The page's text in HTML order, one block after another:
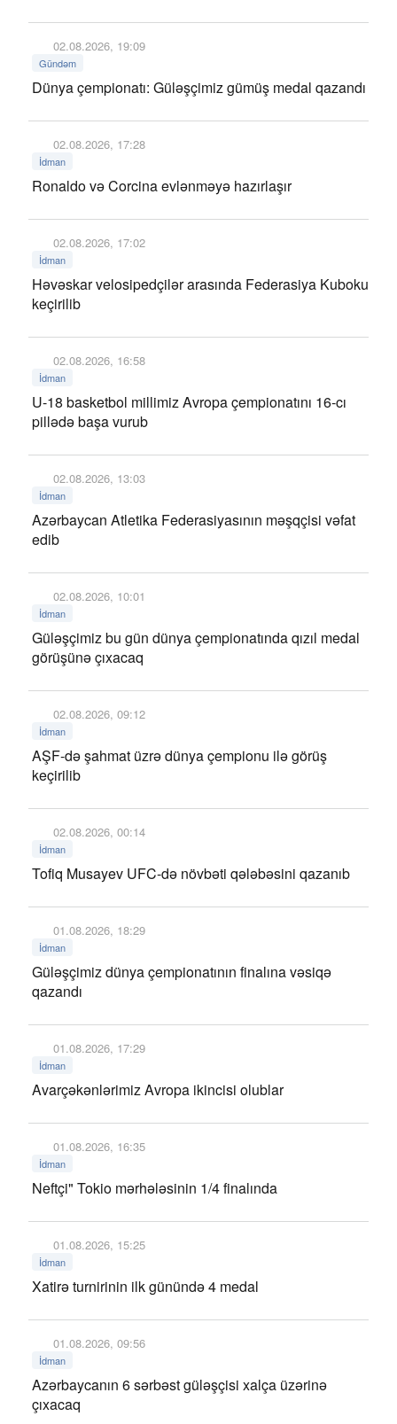
02.08.2026, 19:09
Gündəm
Dünya çempionatı: Güləşçimiz gümüş medal qazandı
02.08.2026, 17:28
İdman
Ronaldo və Corcina evlənməyə hazırlaşır
02.08.2026, 17:02
İdman
Həvəskar velosipedçilər arasında Federasiya Kuboku
keçirilib
02.08.2026, 16:58
İdman
U-18 basketbol millimiz Avropa çempionatını 16-cı
pillədə başa vurub
02.08.2026, 13:03
İdman
Azərbaycan Atletika Federasiyasının məşqçisi vəfat
edib
02.08.2026, 10:01
İdman
Güləşçimiz bu gün dünya çempionatında qızıl medal
görüşünə çıxacaq
02.08.2026, 09:12
İdman
AŞF-də şahmat üzrə dünya çempionu ilə görüş
keçirilib
02.08.2026, 00:14
İdman
Tofiq Musayev UFC-də növbəti qələbəsini qazanıb
01.08.2026, 18:29
İdman
Güləşçimiz dünya çempionatının finalına vəsiqə
qazandı
01.08.2026, 17:29
İdman
Avarçəkənlərimiz Avropa ikincisi olublar
01.08.2026, 16:35
İdman
Neftçi" Tokio mərhələsinin 1/4 finalında
01.08.2026, 15:25
İdman
Xatirə turnirinin ilk günündə 4 medal
01.08.2026, 09:56
İdman
Azərbaycanın 6 sərbəst güləşçisi xalça üzərinə
çıxacaq